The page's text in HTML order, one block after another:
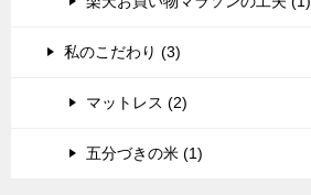
私のこだわり (3)
マットレス (2)
五分づきの米 (1)